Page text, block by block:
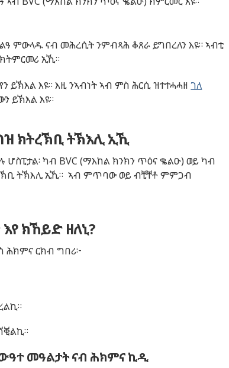
ምውላዱ ናብ መሕረሲት ንምብጻሕ ቆጸራ ይግበረለን እዩ። ኣብቲ
ኢኺ።
ይኽእል እዩ። እዚ ንኣብነት ኣብ ምስ ሕርሲ ዝተተሓሓዘገለ
ይኽእል እዩ።
ክትረኽቢ ትኽእሊ ኢኺ
ካብ BVC (ማእከል ክንክን ጥዕና ቈልዑ) ወይ ካብ
ትኽእሊ ኢኺ። ኣብ ምጥባው ወይ ብቺቸቶ ምምጋብ
ክኸይድ ዘለኒ?
ሕክምና ርክብ ግበሪ፦
መዓልታት ናብ ሕክምና ኪዲ